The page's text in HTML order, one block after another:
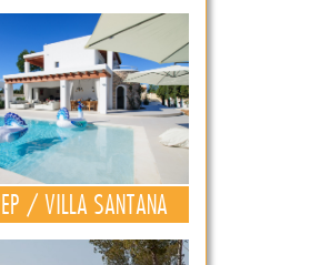
/ VILLA SANTANA